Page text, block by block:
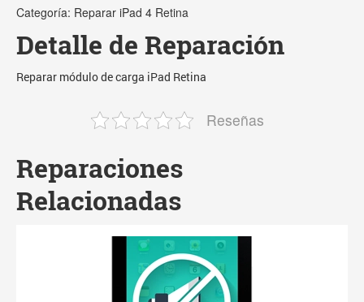
Categoría: Reparar iPad 4 Retina
Detalle de Reparación
Reparar módulo de carga iPad Retina
Reseñas
Reparaciones
Relacionadas